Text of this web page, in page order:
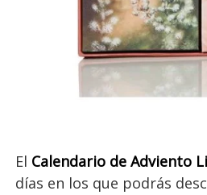
El Calendario de Adviento
días en los que podrás